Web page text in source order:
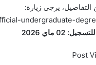
التفاصيل، يرجى زيارة:
undergraduate-
02 ماي 2026
Post